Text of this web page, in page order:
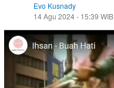
Evo Kusnady
14 Agu 2024 - 15:39 WIB